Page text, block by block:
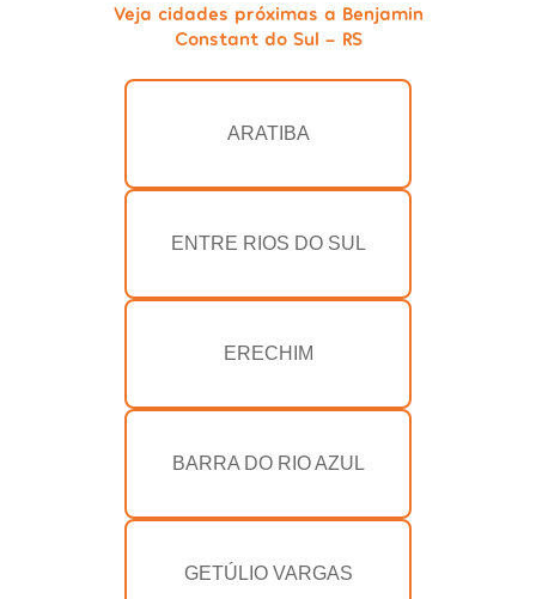
Veja cidades próximas a Benjamin
Constant do Sul - RS
ARATIBA
ENTRE RIOS DO SUL
ERECHIM
BARRA DO RIO AZUL
GETÚLIO VARGAS